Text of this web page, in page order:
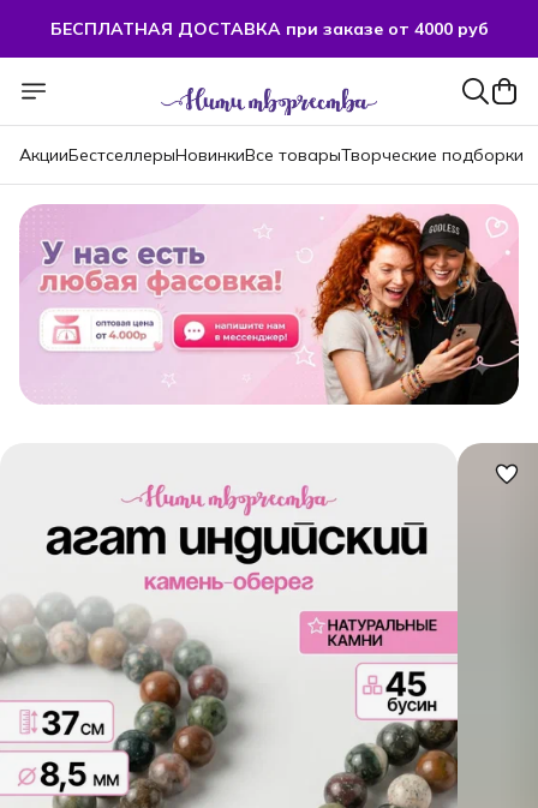
БЕСПЛАТНАЯ ДОСТАВКА при заказе от 4000 руб
БЕСПЛАТНАЯ ДОСТАВКА при заказе от 4000 руб
АкцииБестселлерыНовинкиВсе товарыТворческие подборки